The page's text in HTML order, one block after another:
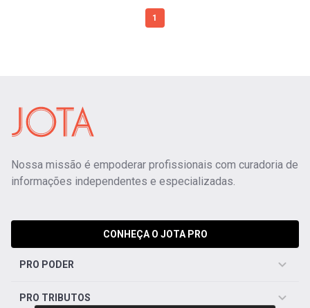
1
Nossa missão é empoderar profissionais com curadoria de
informações independentes e especializadas.
CONHEÇA O JOTA PRO
PRO PODER
PRO TRIBUTOS